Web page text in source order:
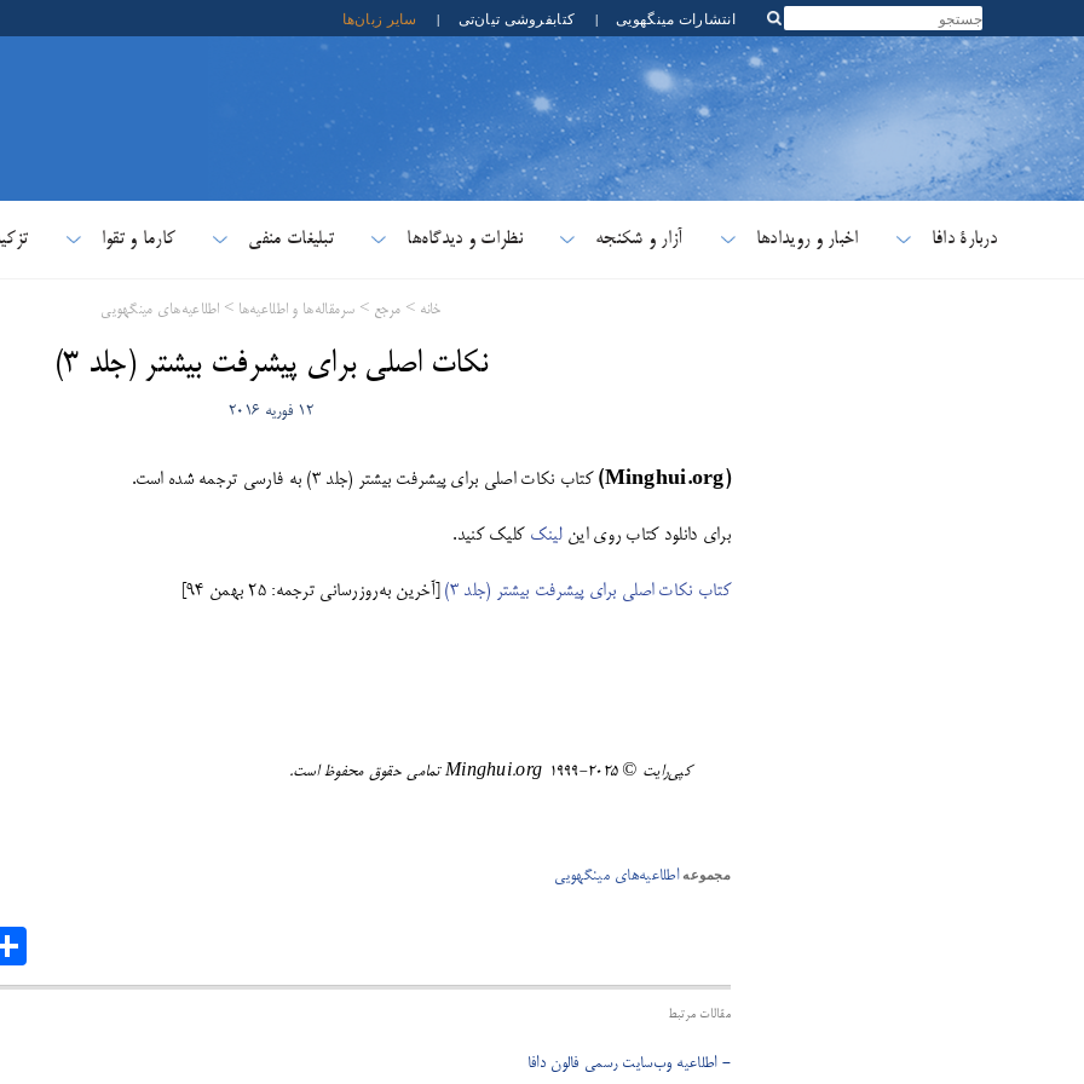
انتشارات مینگهویی | کتابفروشی تیان‌تی | سایر زبان‌ها
دربارۀ دافا اخبار و رویدادها آزار و شکنجه نظرات و دیدگاه‌ها تبلیغات منفی کارما و تقوا
خانه > مرجع > سرمقاله‌ها و اطلاعیه‌ها > اطلاعیه‌های مینگهویی
نکات اصلی برای پیشرفت بیشتر (جلد ۳)
12 فوریه 2016
(
Minghui.org) کتاب نکات اصلی برای پیشرفت بیشتر (جلد ۳) به فارسی ترجمه شده است.
برای دانلود کتاب روی اینلینک کلیک کنید.
کتاب نکات اصلی برای پیشرفت بیشتر (جلد ۳) [آخرین به‌روزرسانی ترجمه: ۲۵ بهمن ۹۴]
کپی‌رایت ©️ ٢٠٢٥-١٩٩٩ Minghui.org تمامی حقوق محفوظ است.
مجموعهاطلاعیه‌های مینگهویی
مقالات مرتبط
- اطلاعیه وب‌سایت رسمی فالون دافا